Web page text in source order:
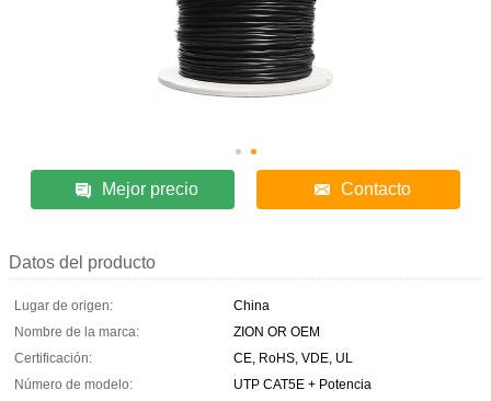
Mejor precio Contacto
Datos del producto
Lugar de origen:
China
Nombre de la marca:
ZION OR OEM
Certificación:
CE, RoHS, VDE, UL
Número de modelo:
UTP CAT5E + Potencia